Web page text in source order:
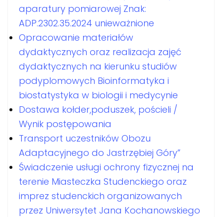
aparatury pomiarowej Znak:
ADP.2302.35.2024 unieważnione
Opracowanie materiałów
dydaktycznych oraz realizacja zajęć
dydaktycznych na kierunku studiów
podyplomowych Bioinformatyka i
biostatystyka w biologii i medycynie
Dostawa kołder,poduszek, pościeli /
Wynik postępowania
Transport uczestników Obozu
Adaptacyjnego do Jastrzębiej Góry”
Świadczenie usługi ochrony fizycznej na
terenie Miasteczka Studenckiego oraz
imprez studenckich organizowanych
przez Uniwersytet Jana Kochanowskiego